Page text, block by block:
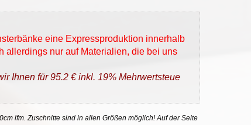
eine Expressproduktion innerhalb
allerdings nur auf Materialien, die bei uns
Ihnen für 95.2 € inkl. 19% Mehrwertsteue
lfm. Zuschnitte sind in allen Größen möglich! Auf der Seite